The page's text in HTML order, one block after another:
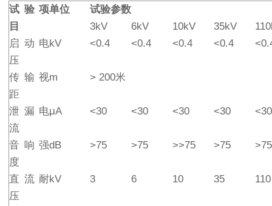
试验项
目
单位
试验参数
3kV
6kV 10kV 35kV
启动电
压
kV <0.4 <0.4 <0.4 <0.4
传输视
距
m > 200米
泄漏电
流
μA <30 <30 <30 <30 <30
音响强
度
dB >75 >75 >>75 >75 >75
直流耐
压
kV 3 6 10 35 110